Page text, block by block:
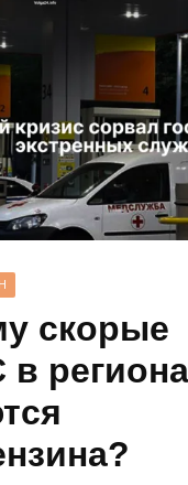
скорые